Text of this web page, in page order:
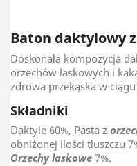
Baton daktylowy
Doskonała kompozycja
orzechów laskowych i
zdrowa przekąska w
Składniki
Daktyle 60%, Pasta z
obniżonej ilości tłuszczu
Orzechy laskowe 7%.